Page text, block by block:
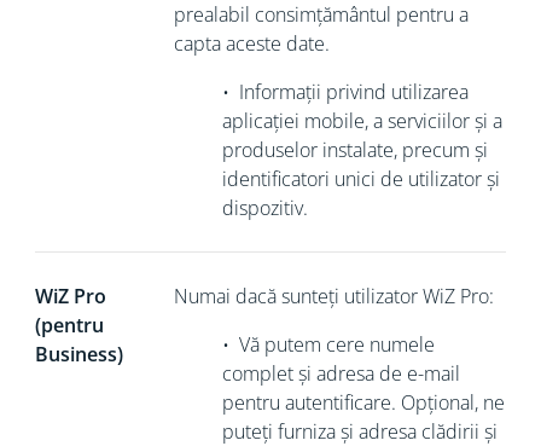
prealabil consimțământul pentru a
capta aceste date.
• Informații privind utilizarea
aplicației mobile, a serviciilor și a
produselor instalate, precum și
identificatori unici de utilizator și
dispozitiv.
WiZ Pro
(pentru
Business)
Numai dacă sunteți utilizator WiZ Pro:
• Vă putem cere numele
complet și adresa de e-mail
pentru autentificare. Opțional, ne
puteți furniza și adresa clădirii și